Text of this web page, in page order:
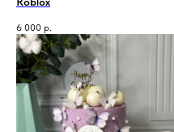
6 000 р.